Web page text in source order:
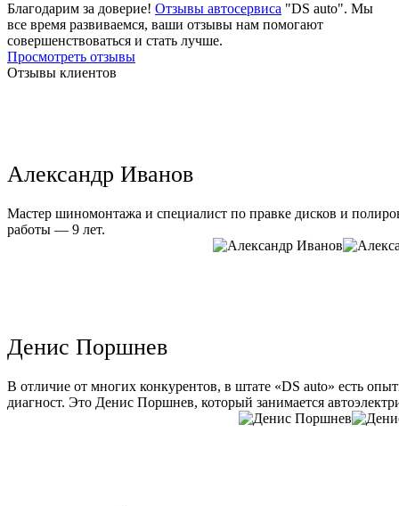
Благодарим за доверие! Отзывы автосервиса "DS auto". Мы
все время развиваемся, ваши отзывы нам помогают
совершенствоваться и стать лучше.
Просмотреть отзывы
Отзывы клиентов
Александр Иванов
Мастер шиномонтажа и специалист по правке дисков и
работы — 9 лет.
Денис Поршнев
В отличие от многих конкурентов, в штате «DS auto» есть
диагност. Это Денис Поршнев, который занимается